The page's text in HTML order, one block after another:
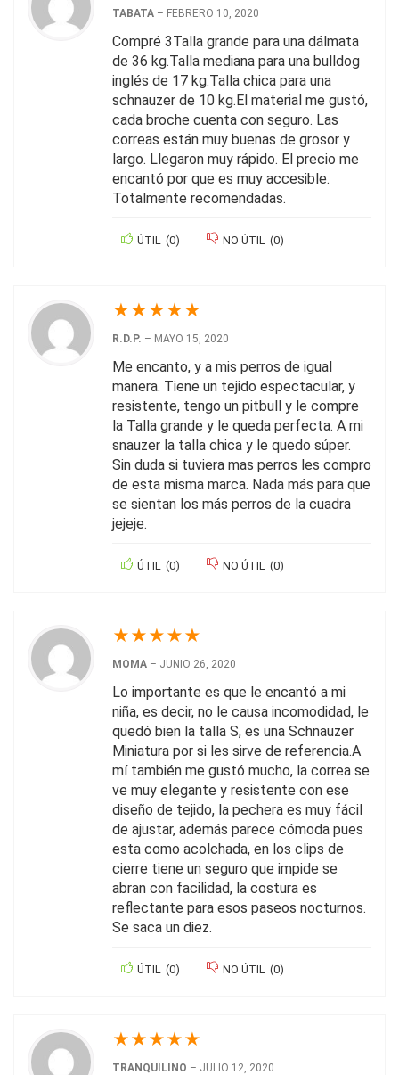
TABATA – FEBRERO 10, 2020
Compré 3Talla grande para una dálmata
de 36 kg.Talla mediana para una bulldog
inglés de 17 kg.Talla chica para una
schnauzer de 10 kg.El material me gustó,
cada broche cuenta con seguro. Las
correas están muy buenas de grosor y
largo. Llegaron muy rápido. El precio me
encantó por que es muy accesible.
Totalmente recomendadas.
ÚTIL (0) NO ÚTIL (0)
★★★★★
R.D.P. – MAYO 15, 2020
Me encanto, y a mis perros de igual
manera. Tiene un tejido espectacular, y
resistente, tengo un pitbull y le compre
la Talla grande y le queda perfecta. A mi
snauzer la talla chica y le quedo súper.
Sin duda si tuviera mas perros les compro
de esta misma marca. Nada más para que
se sientan los más perros de la cuadra
jejeje.
ÚTIL (0) NO ÚTIL (0)
★★★★★
MOMA – JUNIO 26, 2020
Lo importante es que le encantó a mi
niña, es decir, no le causa incomodidad, le
quedó bien la talla S, es una Schnauzer
Miniatura por si les sirve de referencia.A
mí también me gustó mucho, la correa se
ve muy elegante y resistente con ese
diseño de tejido, la pechera es muy fácil
de ajustar, además parece cómoda pues
esta como acolchada, en los clips de
cierre tiene un seguro que impide se
abran con facilidad, la costura es
reflectante para esos paseos nocturnos.
Se saca un diez.
ÚTIL (0) NO ÚTIL (0)
★★★★★
TRANQUILINO – JULIO 12, 2020